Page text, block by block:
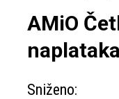
AMiO
Sniženo: